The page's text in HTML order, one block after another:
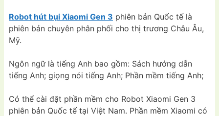
Robot hút bụi Xiaomi Gen 3 phiên bản Quốc tế là
phiên bản chuyên phân phối cho thị trương Châu Âu,
Mỹ.
Ngôn ngữ là tiếng Anh bao gồm: Sách hướng dẫn
tiếng Anh; giọng nói tiếng Anh; Phần mềm tiếng Anh;
Có thể cài đặt phần mềm cho Robot Xiaomi Gen 3
phiên bản Quốc tế tại Việt Nam. Phần mềm Xiaomi có